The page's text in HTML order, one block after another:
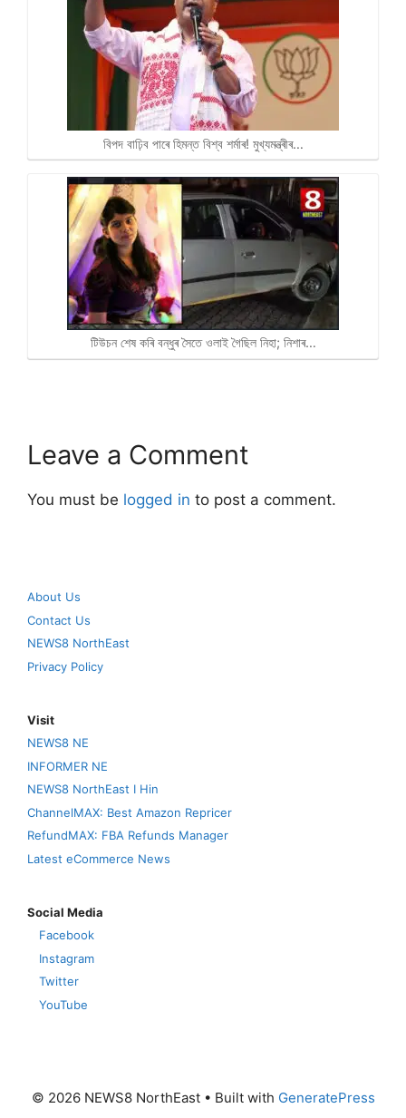
বিপদ বাঢ়িব পাৰে হিমন্ত বিশ্ব শৰ্মাৰ! মুখ্যমন্ত্ৰীৰ…
টিউচন শেষ কৰি বন্ধুৰ সৈতে ওলাই গৈছিল নিহা; নিশাৰ…
Leave a Comment
You must be logged in to post a comment.
About Us
Contact Us
NEWS8 NorthEast
Privacy Policy
Visit
NEWS8 NE
INFORMER NE
NEWS8 NorthEast I Hin
ChannelMAX: Best Amazon Repricer
RefundMAX: FBA Refunds Manager
Latest eCommerce News
Social Media
Facebook
Instagram
Twitter
YouTube
© 2026 NEWS8 NorthEast• Built with GeneratePress